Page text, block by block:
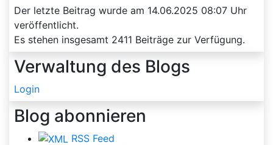
Der letzte Beitrag wurde am 14.06.2025 08:07 Uhr
veröffentlicht.
Es stehen insgesamt 2411 Beiträge zur Verfügung.
Verwaltung des Blogs
Login
Blog abonnieren
RSS Feed